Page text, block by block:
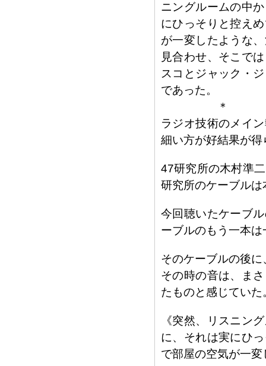
ニングルームの中
にひっそりと控え
が一変したような
見合わせ、そこで
スコとジャック・
であった。
＊
ラジオ技術のメイ
細い方が好結果が
47研究所の木村準
研究所のケーブル
今回聴いたケーブ
ーブルのもう一本
そのケーブルの後
その時の音は、ま
たものと感じていた
《突然、リスニン
に、それは実にひ
で部屋の空気が一